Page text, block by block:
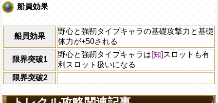
船員効果
船員効果
野心と強靭タイプキャラの基礎攻撃力と基礎
体力が+50される
限界突破1
野心と強靭タイプキャラは[知] スロットも有
利スロット扱いになる
限界突破2